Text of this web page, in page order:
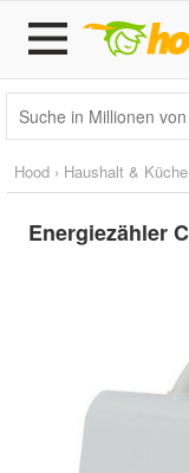
Hood › Haushalt & Küche
Energiezähler